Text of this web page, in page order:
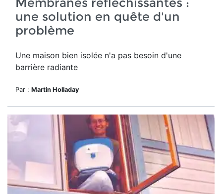
une solution en quête d'un
problème
Une maison bien isolée n'a pas besoin d'une
barrière radiante
Par : Martin Holladay